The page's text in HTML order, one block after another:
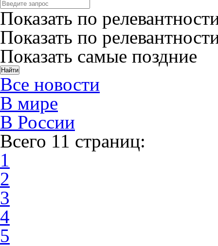
Показать по
Показать по
Показать самые поздние
Все новости
В мире
В России
Всего 11 страниц:
1
2
3
4
5